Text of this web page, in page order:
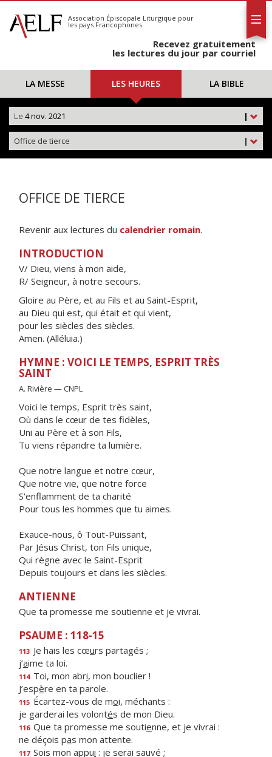
S'abonner
Calendrier
Association Épiscopale Liturgique pour
les pays Francophones
Recevez gratuitement
les lectures du jour par courriel
LA MESSE LES HEURES LA BIBLE
|
Le 4 nov. 2021
|
Office de tierce
OFFICE DE TIERCE
Revenir aux lectures du calendrier romain.
INTRODUCTION
V/ Dieu, viens à mon aide,
R/ Seigneur, à notre secours.
Gloire au Père, et au Fils et au Saint-Esprit,
au Dieu qui est, qui était et qui vient,
pour les siècles des siècles.
Amen. (Alléluia.)
HYMNE : VOICI LE TEMPS, ESPRIT TRÈS
SAINT
A. Rivière — CNPL
Voici le temps, Esprit très saint,
Où dans le cœur de tes fidèles,
Uni au Père et à son Fils,
Tu viens répandre ta lumière.
Que notre langue et notre cœur,
Que notre vie, que notre force
S'enflamment de ta charité
Pour tous les hommes que tu aimes.
Exauce-nous, ô Tout-Puissant,
Par Jésus Christ, ton Fils unique,
Qui règne avec le Saint-Esprit
Depuis toujours et dans les siècles.
ANTIENNE
Que ta promesse me soutienne et je vivrai.
PSAUME : 118-15
113 Je hais les cœurs partagés ;
j’aime ta loi.
114 Toi, mon abri, mon bouclier !
J’espère en ta parole.
115 Écartez-vous de moi, méchants :
je garderai les volontés de mon Dieu.
116 Que ta promesse me soutienne, et je vivrai :
ne déçois pas mon attente.
117 Sois mon appui : je serai sauvé ;